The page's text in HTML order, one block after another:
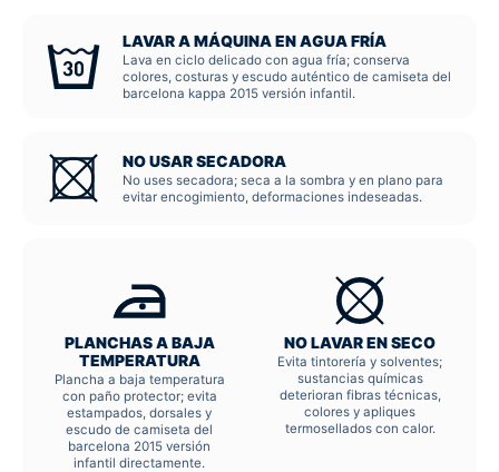
LAVAR A MÁQUINA EN AGUA FRÍA
Lava en ciclo delicado con agua fría; conserva
colores, costuras y escudo auténtico de camiseta del
barcelona kappa 2015 versión infantil.
NO USAR SECADORA
No uses secadora; seca a la sombra y en plano para
evitar encogimiento, deformaciones indeseadas.
PLANCHAS A BAJA
TEMPERATURA
Plancha a baja temperatura
con paño protector; evita
estampados, dorsales y
escudo de camiseta del
barcelona 2015 versión
infantil directamente.
NO LAVAR EN SECO
Evita tintorería y solventes;
sustancias químicas
deterioran fibras técnicas,
colores y apliques
termosellados con calor.